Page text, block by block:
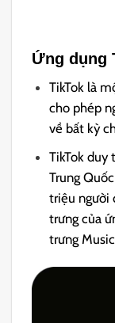
Ứng dụng
TikTok là
cho phép
về bất kỳ
TikTok duy
Trung
triệu người
trưng của
trưng